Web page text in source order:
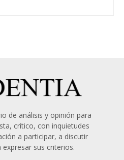
de análisis y opinión para
crítico, con inquietudes
a participar, a discutir
sus criterios.